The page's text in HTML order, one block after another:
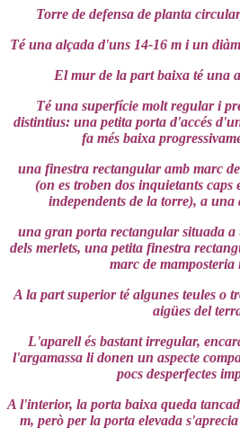
Torre de defensa de planta
Té una alçada d'uns 14-16 m i un
El mur de la part baixa té una
Té una superfície molt regular i
distintius: una petita porta d'accés
fa més baixa
una finestra rectangular amb marc
(on es troben dos inquietants caps
independents de la torre), a
una gran porta rectangular situada a
dels merlets, una petita finestra
marc de
A la part superior té algunes teules o
aigües del
L'aparell és bastant irregular,
l'argamassa li donen un aspecte
pocs desperfectes
A l'interior, la porta baixa queda
m, però per la porta elevada